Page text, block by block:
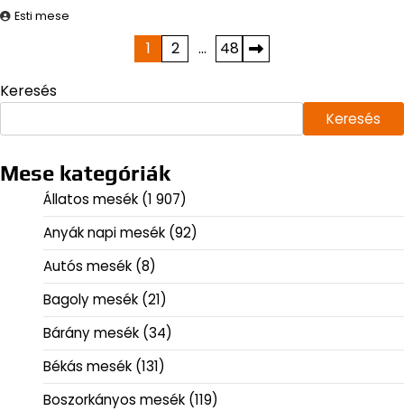
Esti mese
lapozása
1 2 … 48
Keresés
Keresés
Mese kategóriák
Állatos mesék (1 907)
Anyák napi mesék (92)
Autós mesék (8)
Bagoly mesék (21)
Bárány mesék (34)
Békás mesék (131)
Boszorkányos mesék (119)